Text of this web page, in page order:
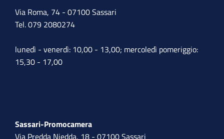
Via Roma, 74 - 07100 Sassari
Tel. 079 2080274
lunedì - venerdì: 10,00 - 13,00; mercoledì pomeriggio:
15,30 - 17,00
Sassari-Promocamera